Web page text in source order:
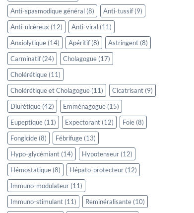
Anti-spasmodique général (8) Anti-tussif(9)
Anti-ulcéreux (12) Anti-viral (11)
Anxiolytique (14) Apéritif(8) Astringent (8)
Carminatif(24) Cholagogue (17)
Cholérétique (11)
Cholérétique et Cholagogue (11) Cicatrisant (9)
Diurétique (42) Emménagogue (15)
Eupeptique (11) Expectorant (12) Foie (8)
Fongicide (8) Fébrifuge (13)
Hypo-glycémiant (14) Hypotenseur (12)
Hémostatique (8) Hépato-protecteur (12)
Immuno-modulateur (11)
Immuno-stimulant (11) Reminéralisante (10)